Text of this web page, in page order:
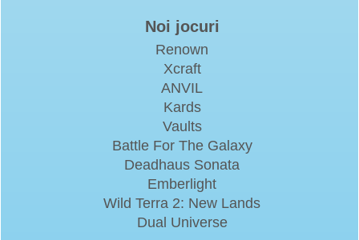
Noi jocuri
Renown
Xcraft
ANVIL
Kards
Vaults
Battle For The Galaxy
Deadhaus Sonata
Emberlight
Wild Terra 2: New Lands
Dual Universe